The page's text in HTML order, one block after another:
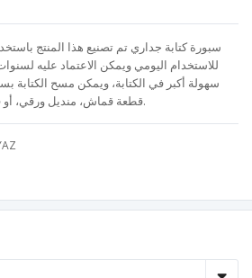
سبورة كتابة جداري تم تصنيع هذا المنتج
للاستخدام اليومي ويمكن الاعتماد عليه
سهولة أكبر في الكتابة، ويمكن مسح الكتابة
قطعة قماش، منديل ورقي، أو قطعة قطنية، دون ترك أي أثر.